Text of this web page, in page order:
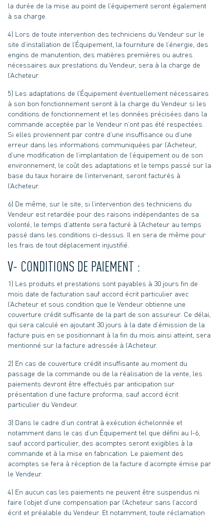
la durée de la mise au point de l’équipement seront également
à sa charge.
4) Lors de toute intervention des techniciens du Vendeur sur le
site d’installation de l’Équipement, la fourniture de l’énergie, des
engins de manutention, des matières premières ou autres
nécessaires aux prestations du Vendeur, sera à la charge de
l’Acheteur.
5) Les adaptations de l’Équipement éventuellement nécessaires
à son bon fonctionnement seront à la charge du Vendeur si les
conditions de fonctionnement et les données précisées dans la
commande acceptée par le Vendeur n’ont pas été respectées.
Si elles proviennent par contre d’une insuffisance ou d’une
erreur dans les informations communiquées par l’Acheteur,
d’une modification de l’implantation de l’équipement ou de son
environnement, le coût des adaptations et le temps passé sur la
base du taux horaire de l’intervenant, seront facturés à
l’Acheteur.
6) De même, sur le site, si l’intervention des techniciens du
Vendeur est retardée pour des raisons indépendantes de sa
volonté, le temps d’attente sera facturé à l’Acheteur au temps
passé dans les conditions ci-dessus. Il en sera de même pour
les frais de tout déplacement injustifié.
V- CONDITIONS DE PAIEMENT :
1) Les produits et prestations sont payables à 30 jours fin de
mois date de facturation sauf accord écrit particulier avec
l’Acheteur et sous condition que le Vendeur obtienne une
couverture crédit suffisante de la part de son assureur. Ce délai,
qui sera calculé en ajoutant 30 jours à la date d’émission de la
facture puis en se positionnant à la fin du mois ainsi atteint, sera
mentionné sur la facture adressée à l’Acheteur.
2) En cas de couverture crédit insuffisante au moment du
passage de la commande ou de la réalisation de la vente, les
paiements devront être effectués par anticipation sur
présentation d’une facture proforma, sauf accord écrit
particulier du Vendeur.
3) Dans le cadre d’un contrat à exécution échelonnée et
notamment dans le cas d’un Équipement tel que défini au I-6,
sauf accord particulier, des acomptes seront exigibles à la
commande et à la mise en fabrication. Le paiement des
acomptes se fera à réception de la facture d’acompte émise par
le Vendeur.
4) En aucun cas les paiements ne peuvent être suspendus ni
faire l’objet d’une compensation par l’Acheteur sans l’accord
écrit et préalable du Vendeur. Et notamment, toute réclamation